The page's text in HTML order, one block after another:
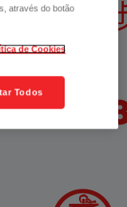
através do botão
de Cookies
Todos